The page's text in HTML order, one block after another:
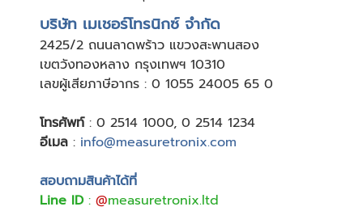
บริษัท เมเชอร์โทรนิกซ์ จำกัด
2425/2 ถนนลาดพร้าว แขวงสะพานสอง
เขตวังทองหลาง กรุงเทพฯ 10310
เลขผู้เสียภาษีอากร : 0 1055 24005 65 0
โทรศัพท์: 0 2514 1000, 0 2514 1234
อีเมล : info@measuretronix.com
สอบถามสินค้าได้ที่
Line ID: @measuretronix.ltd